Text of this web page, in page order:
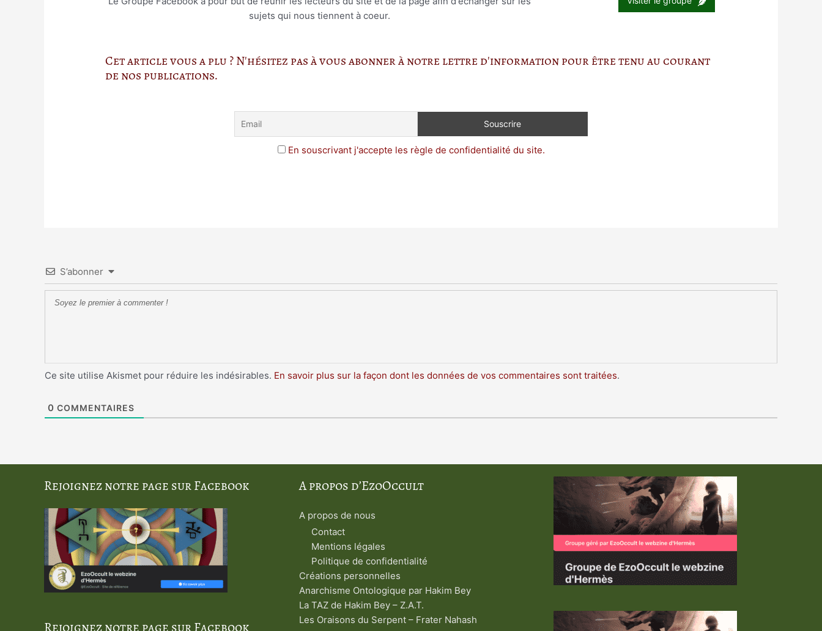
sujets qui nous tiennent à coeur.
Cet article vous a plu ? N'hésitez pas à vous abonner à notre lettre d'information pour être tenu au courant
de nos publications.
En souscrivant j'accepte les règle de confidentialité du site.
S’abonner
Ce site utilise Akismet pour réduire les indésirables. En savoir plus sur la façon dont les données de vos commentaires sont traitées.
0 COMMENTAIRES
Rejoignez notre page sur Facebook
Rejoignez notre page sur Facebook
A propos d’EzoOccult
A propos de nous
Contact
Mentions légales
Politique de confidentialité
Créations personnelles
Anarchisme Ontologique par Hakim Bey
La TAZ de Hakim Bey – Z.A.T.
Les Oraisons du Serpent – Frater Nahash